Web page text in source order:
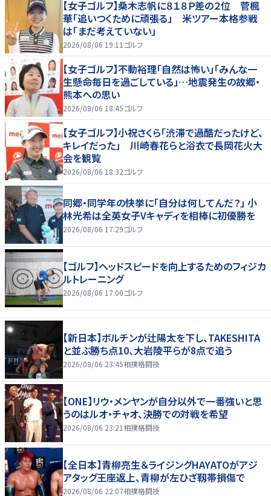
【女子ゴルフ】桑木志帆に８１８Ｐ差の２位 菅楓
華「追いつくために頑張る」 米ツアー本格参戦
は「まだ考えていない」
2026/08/06 19:11 ゴルフ
【女子ゴルフ】不動裕理「自然は怖い」「みんな一
生懸命毎日を過ごしている」…地震発生の故郷・
熊本への思い
2026/08/06 18:45ゴルフ
【女子ゴルフ】小祝さくら「渋滞で過酷だったけど、
キレイだった」 川崎春花らと浴衣で長岡花火大
会を観覧
2026/08/06 18:32ゴルフ
同郷・同学年の快挙に「自分は何してんだ？」 小
林光希は全英女子Vキャディを相棒に初優勝を
2026/08/06 17:29ゴルフ
【ゴルフ】ヘッドスピードを向上するためのフィジカ
ルトレーニング
2026/08/06 17:00ゴルフ
【新日本】ボルチンが辻陽太を下し、TAKESHITA
と並ぶ勝ち点10、大岩陵平らが8点で追う
2026/08/06 23:45相撲格闘技
【ONE】リウ・メンヤンが自分以外で一番強いと思
うのはルオ・チャオ、決勝での対戦を希望
2026/08/06 23:21 相撲格闘技
【全日本】青柳亮生＆ライジングHAYATOがアジ
アタッグ王座返上、青柳が左ひざ靱帯損傷で
2026/08/06 22:07相撲格闘技